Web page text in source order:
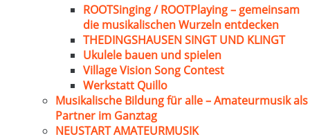
ROOTSinging / ROOTPlaying – gemeinsam
die musikalischen Wurzeln entdecken
THEDINGSHAUSEN SINGT UND KLINGT
Ukulele bauen und spielen
Village Vision Song Contest
Werkstatt Quillo
Musikalische Bildung für alle – Amateurmusik als
Partner im Ganztag
NEUSTART AMATEURMUSIK